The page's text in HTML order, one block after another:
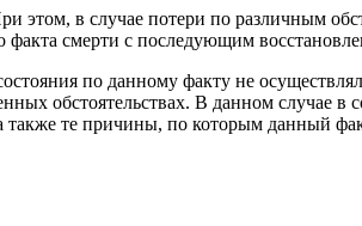
в случае потери по различным
смерти с последующим
по данному факту не
обстоятельствах. В данном случае в
те причины, по которым данный